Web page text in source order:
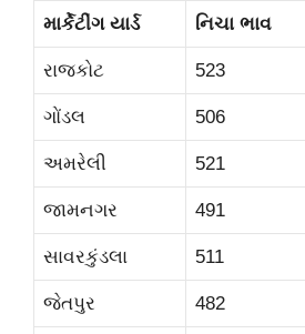
માર્કેટીંગ યાર્ડ નિચા ભાવ
રાજકોટ 523
ગોંડલ 506
અમરેલી 521
જામનગર 491
સાવરકુંડલા 511
જેતપુર 482